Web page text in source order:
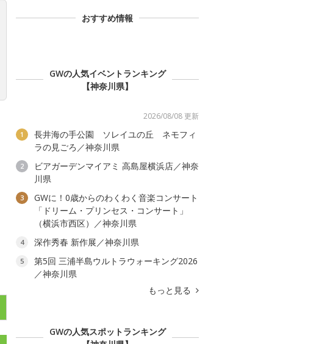
おすすめ情報
GWの人気イベントランキング
【神奈川県】
2026/08/08 更新
1
長井海の手公園 ソレイユの丘 ネモフィ
ラの見ごろ／神奈川県
2
ビアガーデンマイアミ 高島屋横浜店／神奈
川県
3
GWに！0歳からのわくわく音楽コンサート
「ドリーム・プリンセス・コンサート」
（横浜市西区）／神奈川県
4 深作秀春 新作展／神奈川県
5
第5回 三浦半島ウルトラウォーキング2026
／神奈川県
もっと見る
GWの人気スポットランキング